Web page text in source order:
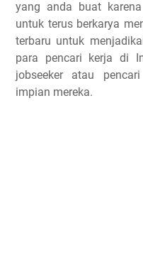
yang anda buat
untuk terus berkarya
terbaru untuk
para pencari kerja di
jobseeker atau
impian mereka.